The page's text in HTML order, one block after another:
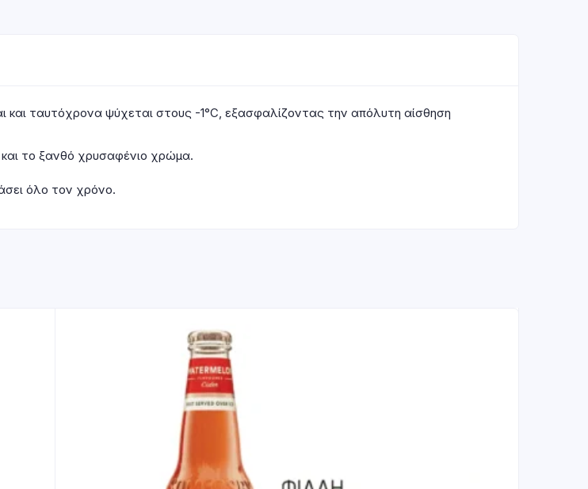
και ταυτόχρονα ψύχεται στους -1°C, εξασφαλίζοντας την απόλυτη αίσθηση
το ξανθό χρυσαφένιο χρώμα.
όλο τον χρόνο.